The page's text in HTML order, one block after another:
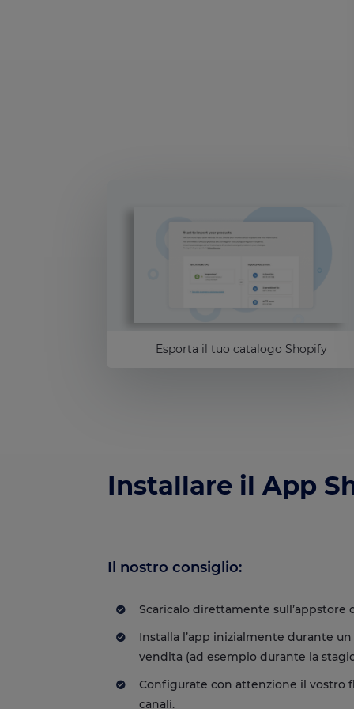
Esporta il tuo catalogo Shopify
Installare il App
Il nostro consiglio:
Scaricalo direttamente sull’appstore
Installa l’app inizialmente durante
vendita (ad esempio durante la
Configurate con attenzione il vostro
canali.